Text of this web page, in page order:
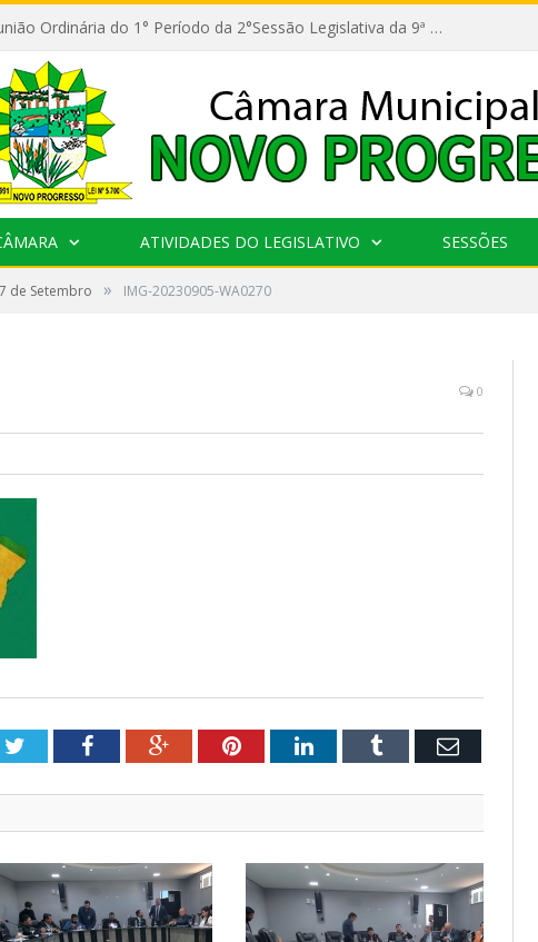
11ª Reunião Ordinária do 1° Período da 2°Sessão Legislativa da 9ª Legislatura do Poder Legislativo
ATIVIDADES DO LEGISLATIVO SESSÕES
7 de Setembro » IMG-20230905-WA0270
0
TwitterFacebookGoogle+PinterestLinkedInTumblr Email